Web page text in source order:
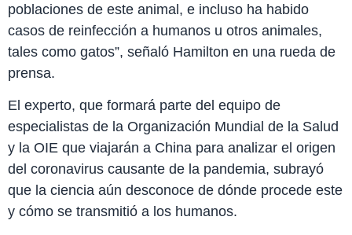
poblaciones de este animal, e incluso ha habido
casos de reinfección a humanos u otros animales,
tales como gatos”, señaló Hamilton en una rueda de
prensa.
El experto, que formará parte del equipo de
especialistas de la Organización Mundial de la Salud
y la OIE que viajarán a China para analizar el origen
del coronavirus causante de la pandemia, subrayó
que la ciencia aún desconoce de dónde procede este
y cómo se transmitió a los humanos.